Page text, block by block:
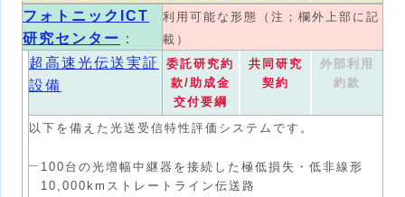
フォトニックICT
研究センター ：
利用可能な形態（注；欄外上部に記
載）
超高速光伝送実証
設備
委託研究約
款/助成金
交付要綱
共同研究
契約
外部利用
約款
以下を備えた光送受信特性評価システムです。
100台の光増幅中継器を接続した極低損失・低非線形
10,000kmストレートライン伝送路